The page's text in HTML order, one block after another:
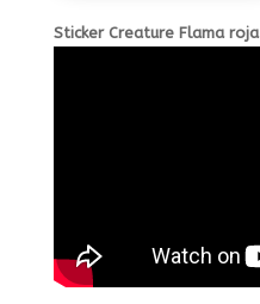
Sticker Creature Flama roja